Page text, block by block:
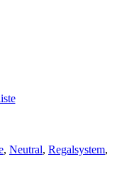
, Neutral, Regalsystem,